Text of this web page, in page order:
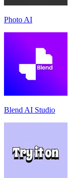
Photo AI
Blend AI Studio